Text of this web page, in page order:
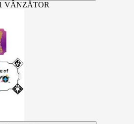
VÂNZĂTOR